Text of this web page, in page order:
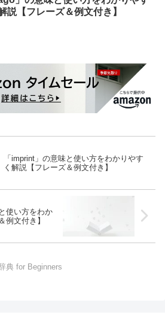
説【フレーズ＆例文付き】
「imprint」の意味と使い方をわかりやす
く解説【フレーズ＆例文付き】
使い方をわか
例文付き】
典 for Beginners